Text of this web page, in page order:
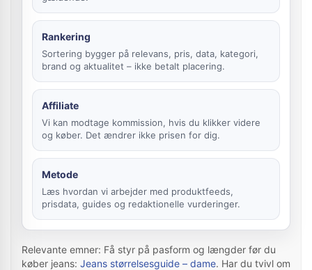
Rankering
Sortering bygger på relevans, pris, data, kategori,
brand og aktualitet – ikke betalt placering.
Affiliate
Vi kan modtage kommission, hvis du klikker videre
og køber. Det ændrer ikke prisen for dig.
Metode
Læs hvordan vi arbejder med produktfeeds,
prisdata, guides og redaktionelle vurderinger.
Relevante emner: Få styr på pasform og længder før du
køber jeans: Jeans størrelsesguide – dame. Har du tvivl om